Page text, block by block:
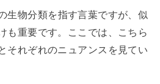
生物分類を指す言葉ですが、似
も重要です。ここでは、こちら
それぞれのニュアンスを見てい